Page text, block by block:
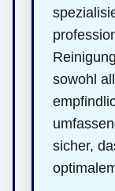
sowohl
sicher,